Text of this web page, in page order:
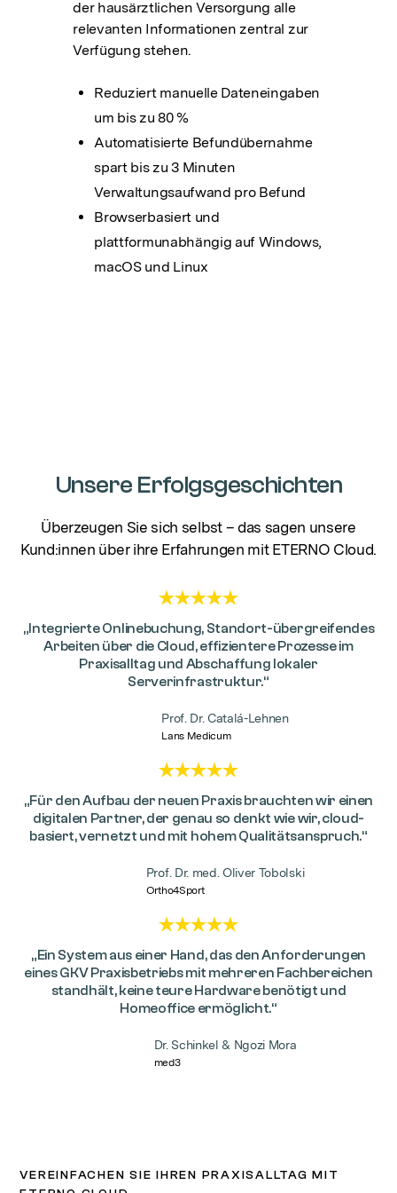
der hausärztlichen Versorgung alle
relevanten Informationen zentral zur
Verfügung stehen.
Reduziert manuelle Dateneingaben
um bis zu 80 %
Automatisierte Befundübernahme
spart bis zu 3 Minuten
Verwaltungsaufwand pro Befund
Browserbasiert und
plattformunabhängig auf Windows,
macOS und Linux
Unsere Erfolgsgeschichten
Überzeugen Sie sich selbst – das sagen unsere
Kund:innen über ihre Erfahrungen mit ETERNO Cloud.
„Integrierte Onlinebuchung, Standort-übergreifendes
Arbeiten über die Cloud, effizientere Prozesse im
Praxisalltag und Abschaffung lokaler
Serverinfrastruktur.“
Prof. Dr. Catalá-Lehnen
Lans Medicum
„Für den Aufbau der neuen Praxis brauchten wir einen
digitalen Partner, der genau so denkt wie wir, cloud-
basiert, vernetzt und mit hohem Qualitätsanspruch.“
Prof. Dr. med. Oliver Tobolski
Ortho4Sport
„Ein System aus einer Hand, das den Anforderungen
eines GKV Praxisbetriebs mit mehreren Fachbereichen
standhält, keine teure Hardware benötigt und
Homeoffice ermöglicht.“
Dr. Schinkel & Ngozi Mora
med3
VEREINFACHEN SIE IHREN PRAXISALLTAG MIT